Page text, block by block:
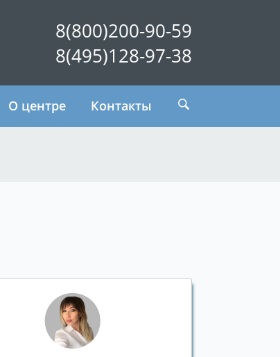
8(800)200-90-59
8(495)128-97-38
О центре Контакты